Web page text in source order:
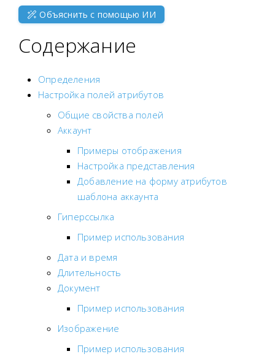
Объяснить с помощью ИИ
Содержание
Определения
Настройка полей атрибутов
Общие свойства полей
Аккаунт
Примеры отображения
Настройка представления
Добавление на форму атрибутов
шаблона аккаунта
Гиперссылка
Пример использования
Дата и время
Длительность
Документ
Пример использования
Изображение
Пример использования